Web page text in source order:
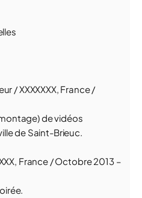
/ XXXXXXX, France /
de vidéos
de Saint-Brieuc.
France / Octobre 2013 –